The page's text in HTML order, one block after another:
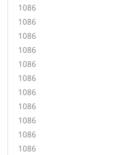
1086
1086
1086
1086
1086
1086
1086
1086
1086
1086
1086